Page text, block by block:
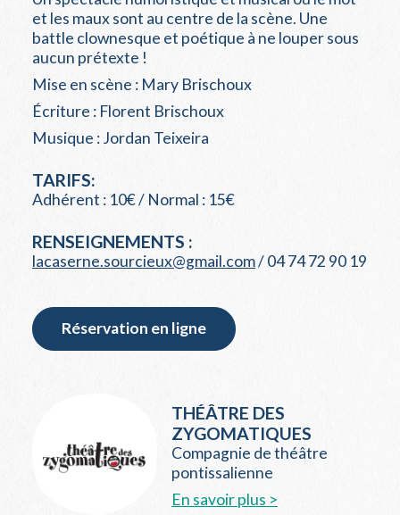
et les maux sont au centre de la scène. Une
battle clownesque et poétique à ne louper sous
aucun prétexte !
Mise en scène : Mary Brischoux
Écriture : Florent Brischoux
Musique : Jordan Teixeira
TARIFS:
Adhérent : 10€ / Normal : 15€
RENSEIGNEMENTS :
lacaserne.sourcieux@gmail.com/ 04 74 72 90 19
Réservation en ligne
THÉÂTRE DES
ZYGOMATIQUES
Compagnie de théâtre
pontissalienne
En savoir plus >